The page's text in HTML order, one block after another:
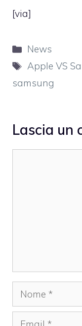
[via]
Categorie
News
Tag
Apple VS
samsung
Lascia un
Nome
Email